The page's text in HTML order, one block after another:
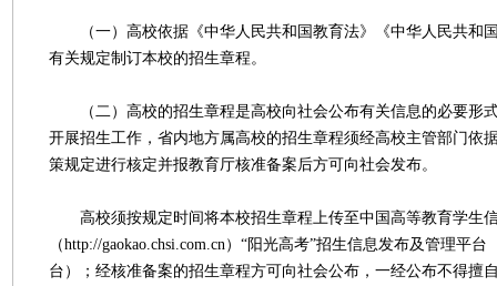
（一）高校依据《中华人民共和国教育法》《中华人民共和
有关规定制订本校的招生章程。
（二）高校的招生章程是高校向社会公布有关信息的必要形
开展招生工作，省内地方属高校的招生章程须经高校主管部门依
策规定进行核定并报教育厅核准备案后方可向社会发布。
高校须按规定时间将本校招生章程上传至中国高等教育学生
（http://gaokao.chsi.com.cn）“阳光高考”招生信息发布及管理平
台）；经核准备案的招生章程方可向社会公布，一经公布不得擅